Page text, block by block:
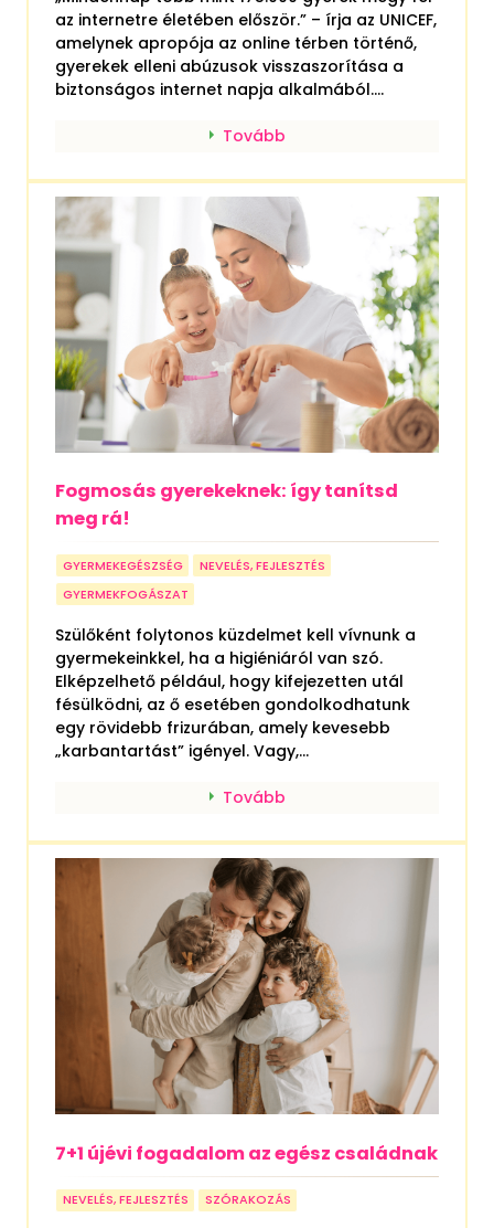
az internetre életében először.” – írja az UNICEF,
amelynek apropója az online térben történő,
gyerekek elleni abúzusok visszaszorítása a
biztonságos internet napja alkalmából....
Tovább
Fogmosás gyerekeknek: így tanítsd
meg rá!
GYERMEKEGÉSZSÉG
NEVELÉS, FEJLESZTÉS
GYERMEKFOGÁSZAT
Szülőként folytonos küzdelmet kell vívnunk a
gyermekeinkkel, ha a higiéniáról van szó.
Elképzelhető például, hogy kifejezetten utál
fésülködni, az ő esetében gondolkodhatunk
egy rövidebb frizurában, amely kevesebb
„karbantartást” igényel. Vagy,...
Tovább
7+1 újévi fogadalom az egész családnak
NEVELÉS, FEJLESZTÉS SZÓRAKOZÁS